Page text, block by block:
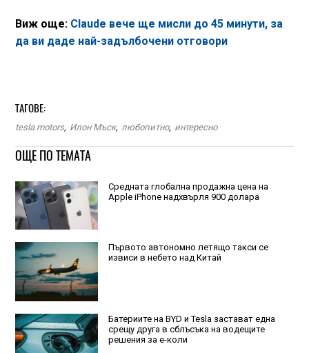
Виж още: Claude вече ще мисли до 45 минути, за
да ви даде най-задълбочени отговори
ТАГОВЕ:
tesla motors, Илон Мъск, любопитно, интересно
ОЩЕ ПО ТЕМАТА
Средната глобална продажна цена на
Apple iPhone надхвърля 900 долара
Първото автономно летящо такси се
извиси в небето над Китай
Батериите на BYD и Tesla застават една
срещу друга в сблъсъка на водещите
решения за е-коли